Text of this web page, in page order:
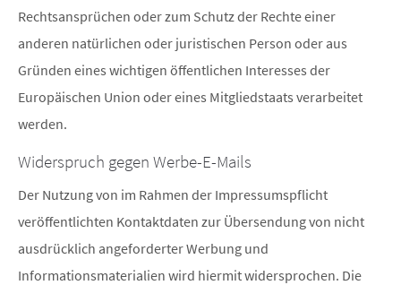
Rechtsansprüchen oder zum Schutz der Rechte einer
anderen natürlichen oder juristischen Person oder aus
Gründen eines wichtigen öffentlichen Interesses der
Europäischen Union oder eines Mitgliedstaats verarbeitet
werden.
Widerspruch gegen Werbe-E-Mails
Der Nutzung von im Rahmen der Impressumspflicht
veröffentlichten Kontaktdaten zur Übersendung von nicht
ausdrücklich angeforderter Werbung und
Informationsmaterialien wird hiermit widersprochen. Die